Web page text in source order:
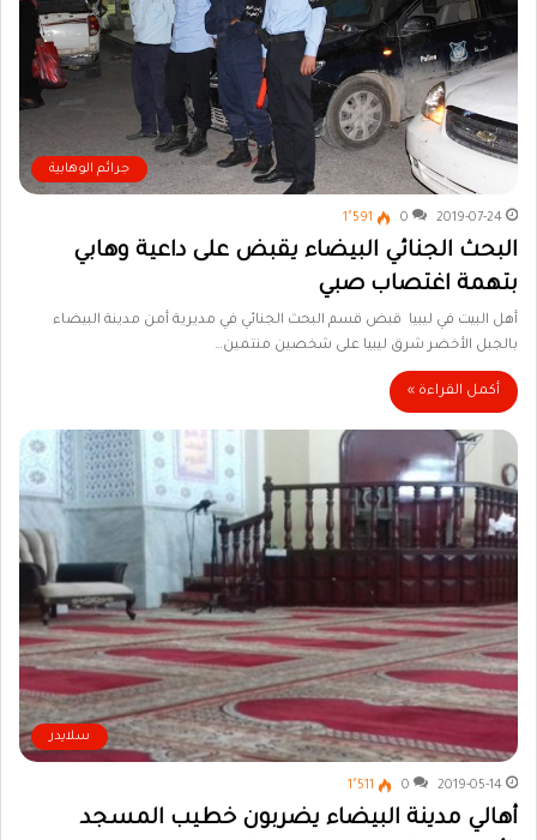
جرائم الوهابية
2019-07-24
0 1٬591
البحث الجنائي البيضاء يقبض على داعية وهابي
بتهمة اغتصاب صبي
أهل البيت في ليبيا قبض قسم البحث الجنائي في مديرية أمن مدينة البيضاء
بالجبل الأخضر شرق ليبيا على شخصين منتمين…
أكمل القراءة »
سلايدر
2019-05-14
0 1٬511
أهالي مدينة البيضاء يضربون خطيب المسجد